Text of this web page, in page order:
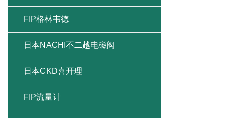
FIP格林韦德
日本NACHI不二越电磁阀
日本CKD喜开理
FIP流量计